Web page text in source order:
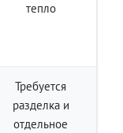
тепло
Требуется
разделка и
отдельное